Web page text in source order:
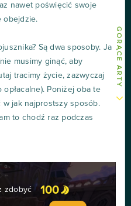
GORĄCE ARTY
nawet poświęcić swoje
obejdzie.
Są dwa sposoby. Ja
musimy ginąć, aby
tracimy życie, zazwyczaj
Poniżej oba te
jak najprostszy sposób.
to chodź raz podczas
zdobyć 100